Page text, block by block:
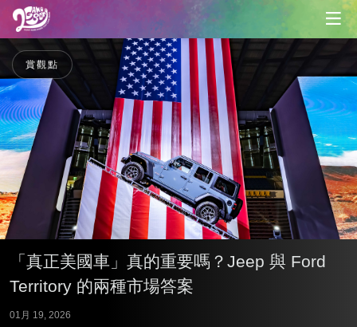
賞觀點
「真正美國車」真的重要嗎？Jeep 與 Ford
Territory 的兩種市場答案
01月 19, 2026